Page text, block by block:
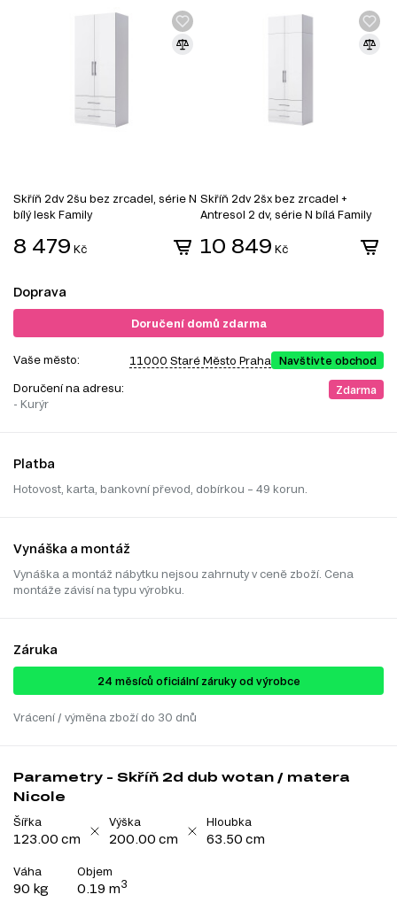
Skříň 2dv 2šu bez zrcadel, série N
bílý lesk Family
8 479 Kč
Skříň 2dv 2šx bez zrcadel +
Antresol 2 dv, série N bílá Family
10 849 Kč
Doprava
Doručení domů zdarma
Vaše město: 11000 Staré Město Praha Navštivte obchod
Doručení na adresu:
- Kurýr
Zdarma
Platba
Hotovost, karta, bankovní převod, dobírkou – 49 korun.
Vynáška a montáž
Vynáška a montáž nábytku nejsou zahrnuty v ceně zboží. Cena
montáže závisí na typu výrobku.
Záruka
24 ​​​​měsíců oficiální záruky od výrobce
Vrácení / výměna zboží do 30 dnů
Parametry - Skříň 2d dub wotan / matera
Nicole
Šířka
123.00 cm
Výška
200.00 cm
Hloubka
63.50 cm
Váha
90 kg
Objem
0.19 m3